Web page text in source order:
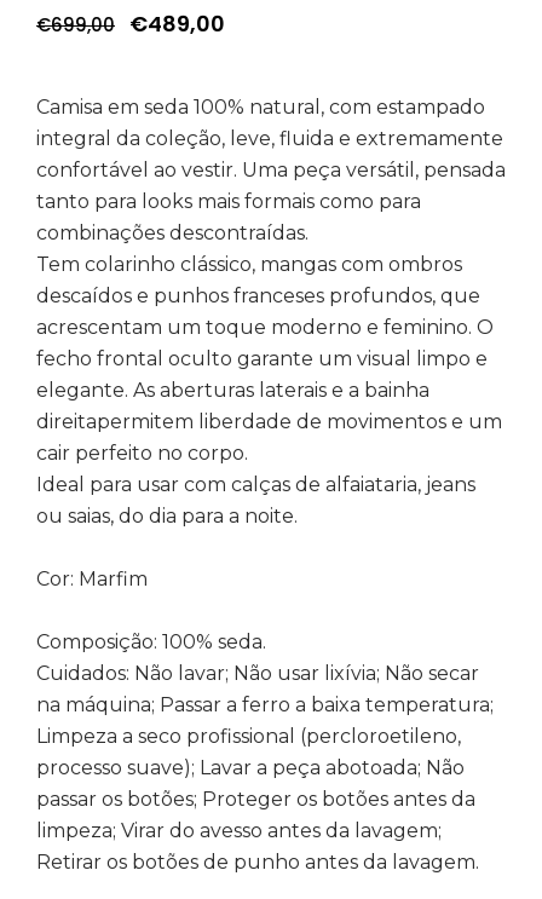
€699,00 O
preço
€699,00.
€489,00
€489,00.
Camisa em seda 100% natural, com estampado
integral da coleção, leve, fluida e extremamente
confortável ao vestir. Uma peça versátil, pensada
tanto para looks mais formais como para
combinações descontraídas.
Tem colarinho clássico, mangas com ombros
descaídos e punhos franceses profundos, que
acrescentam um toque moderno e feminino. O
fecho frontal oculto garante um visual limpo e
elegante. As aberturas laterais e a bainha
direitapermitem liberdade de movimentos e um
cair perfeito no corpo.
Ideal para usar com calças de alfaiataria, jeans
ou saias, do dia para a noite.
Cor: Marfim
Composição: 100% seda.
Cuidados: Não lavar; Não usar lixívia; Não secar
na máquina; Passar a ferro a baixa temperatura;
Limpeza a seco profissional (percloroetileno,
processo suave); Lavar a peça abotoada; Não
passar os botões; Proteger os botões antes da
limpeza; Virar do avesso antes da lavagem;
Retirar os botões de punho antes da lavagem.